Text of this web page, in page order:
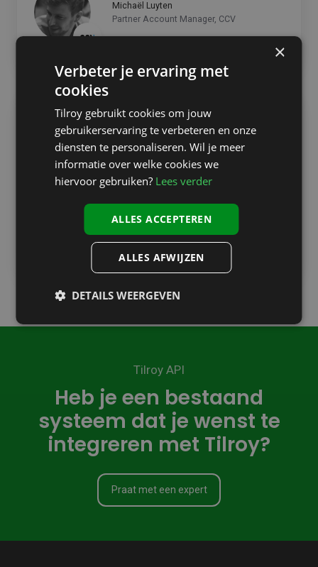
Michaël Luyten
Partner Account Manager, CCV
“Je zit niet vaak in het traject voor nieuwe
retailsoftware. Breng in kaart wat je écht nodig hebt en
laat je begeleiden door partijen als Tilroy’”
CEO, Clous Mode
Tilroy API
Heb je een bestaand
systeem dat je wenst te
integreren met Tilroy?
Praat met een expert
×
Verbeter je ervaring met
cookies
Tilroy gebruikt cookies om jouw
gebruikerservaring te verbeteren en onze
diensten te personaliseren. Wil je meer
informatie over welke cookies we
hiervoor gebruiken? Lees verder
ALLES ACCEPTEREN
ALLES AFWIJZEN
DETAILS WEERGEVEN